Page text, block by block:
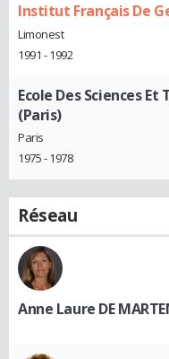
Institut Français De
Limonest
1991 - 1992
Ecole Des Sciences
(Paris)
Paris
1975 - 1978
Réseau
Anne Laure DE